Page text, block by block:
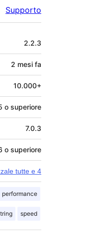
Supporto
2.2.3
2 mesi fa
10.000+
o superiore
7.0.3
o superiore
tutte e 4
performance
speed